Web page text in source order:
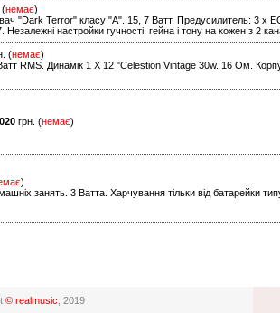
(немає)
"Dark Terror" класу "А". 15, 7 Ватт. Предусилитель: 3 x
настройки гучності, гейна і тону на кожен з 2
(немає)
Ватт RMS. Динамік 1 X 12 "Celestion Vintage 30w. 16 Ом.
грн. (немає)
)
занять. 3 Ватта. Харчування тільки від батарейки
© realmusic , 2019